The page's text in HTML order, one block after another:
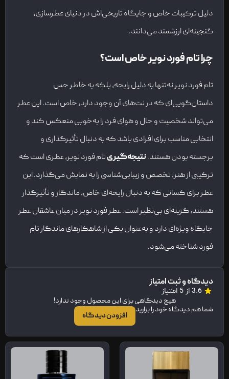
دلیل ترکیبات خاص و جایگاه تاریخی‌اش در دنیای عطرسازی،
گنجینه‌ای ارزشمند می‌دانند.
چرا تام فورد نویر خاص است؟
تام فورد نویر نه‌تنها به دلیل رایحه، بلکه به خاطر حس
داستان‌گویی‌ای که در نت‌های آن وجود دارد، خاص است. این عطر
می‌تواند شخصیت و حال و هوای فرد را به‌خوبی منعکس کند و
انتخابی مناسب برای افرادی باشد که به دنبال تأثیرگذاری و
برجسته بودن هستند.نتیجه‌گیریتام فورد نویر، عطری است که
ترکیبی از هنر، تخصص و زیبایی‌شناسی را به نمایش می‌گذارد. این
عطر برای کسانی که به دنبال رایحه‌ای خاص، ماندگار و تأثیرگذار
هستند، گزینه‌ای بی‌نظیر است. عطر فورد نویر در میان عاشقان عطر
جایگاه ویژه‌ای دارد و به‌عنوان یکی از شاهکارهای ماندگار تام
فورد شناخته می‌شود.
دیدگاه و ثبت امتیاز
3.6 از 5 امتیاز
هیچ دیدگاهی برای این محصول وجود ندارد!
شما هم دیدگاه خود را بزارید
افزودن دیدگاه